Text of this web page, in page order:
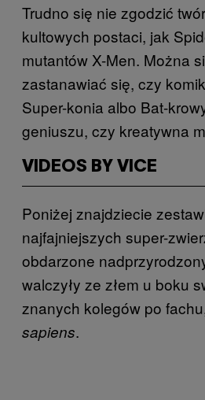
Trudno się nie zgodzić
kultowych postaci, jak
mutantów X-Men. Można
zastanawiać się, czy
Super-konia albo Bat-
geniuszu, czy kreatywna
VIDEOS BY VICE
Poniżej znajdziecie
najfajniejszych super-
obdarzone
walczyły ze złem u boku
znanych kolegów po
sapiens.